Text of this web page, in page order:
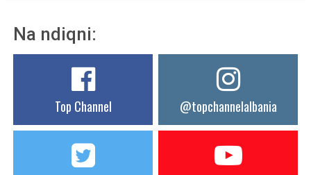
Na ndiqni:
Top Channel @topchannelalbania